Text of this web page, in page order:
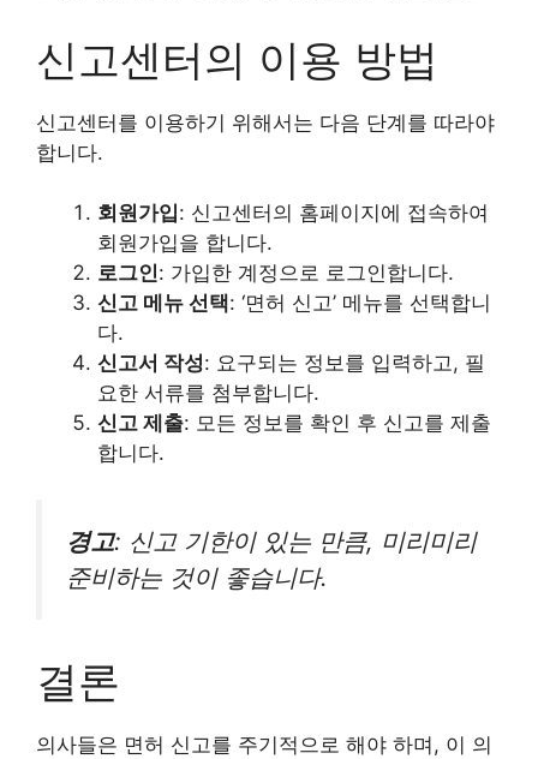
신고센터의 이용 방법
신고센터를 이용하기 위해서는 다음 단계를 따라야
합니다.
회원가입: 신고센터의 홈페이지에 접속하여
회원가입을 합니다.
로그인: 가입한 계정으로 로그인합니다.
신고 메뉴 선택: ‘면허 신고’ 메뉴를 선택합니
다.
신고서 작성: 요구되는 정보를 입력하고, 필
요한 서류를 첨부합니다.
신고 제출: 모든 정보를 확인 후 신고를 제출
합니다.
경고: 신고 기한이 있는 만큼, 미리미리
준비하는 것이 좋습니다.
결론
의사들은 면허 신고를 주기적으로 해야 하며, 이 의